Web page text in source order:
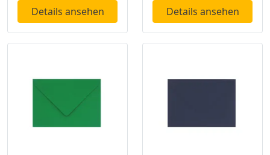
Details ansehen Details ansehen